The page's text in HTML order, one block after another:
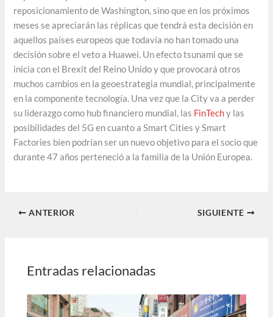
reposicionamiento de Washington, sino que en los próximos
meses se apreciarán las réplicas que tendrá esta decisión en
aquellos países europeos que todavía no han tomado una
decisión sobre el veto a Huawei. Un efecto tsunami que se
inicia con el Brexit del Reino Unido y que provocará otros
muchos cambios en la geoestrategia mundial, principalmente
en la componente tecnología. Una vez que la City va a perder
su liderazgo como hub financiero mundial, las FinTechy las
posibilidades del 5G en cuanto a Smart Cities y Smart
Factories bien podrían ser un nuevo objetivo para el socio que
durante 47 años perteneció a la familia de la Unión Europea.
ANTERIOR SIGUIENTE
Entradas relacionadas